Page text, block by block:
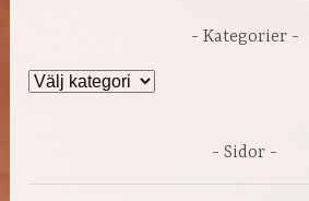
Kategorier
Kategorier
Sidor